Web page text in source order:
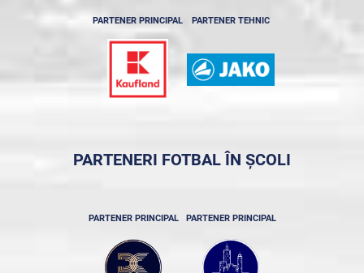
PARTENER PRINCIPAL PARTENER TEHNIC
PARTENERI FOTBAL ÎN ȘCOLI
PARTENER PRINCIPAL PARTENER PRINCIPAL